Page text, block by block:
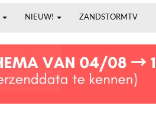
NIEUW! ZANDSTORMTV